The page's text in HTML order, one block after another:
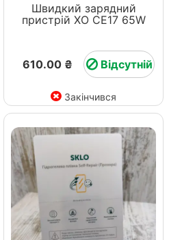
Швидкий зарядний
пристрій ХО СЕ17 65W
610.00 ₴ Відсутній
Закінчився